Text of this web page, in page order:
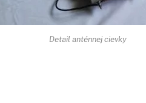
Detail anténnej cievky